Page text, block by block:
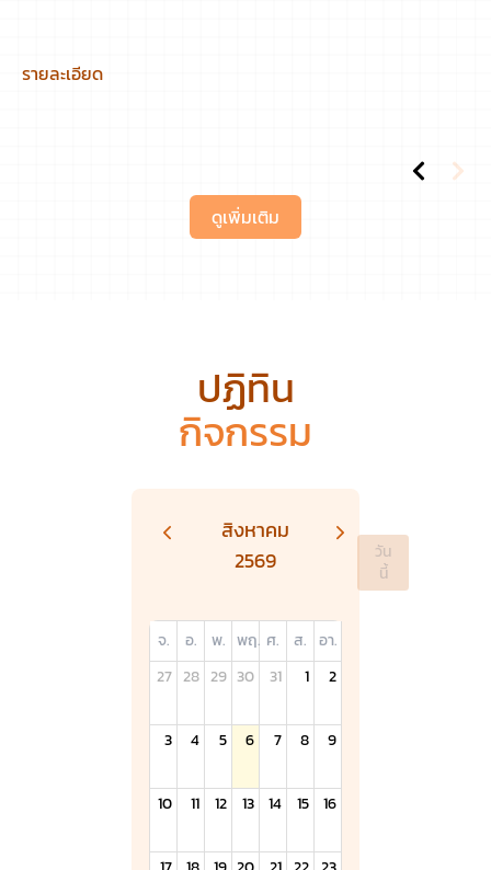
รายละเอียด
ดูเพิ่มเติม
ปฏิทิน
กิจกรรม
สิงหาคม
2569
วัน
นี้
จ. อ. พ. พฤ. ศ. ส. อา.
27 28 29 30 31 1 2
3 4 5 6 7 8 9
10 11 12 13 14 15 16